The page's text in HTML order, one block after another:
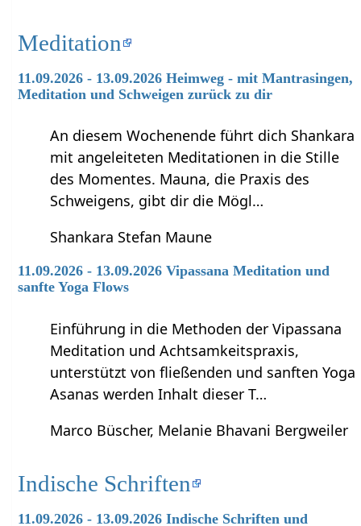
Meditation
11.09.2026 - 13.09.2026 Heimweg - mit Mantrasingen,
Meditation und Schweigen zurück zu dir
An diesem Wochenende führt dich Shankara
mit angeleiteten Meditationen in die Stille
des Momentes. Mauna, die Praxis des
Schweigens, gibt dir die Mögl…
Shankara Stefan Maune
11.09.2026 - 13.09.2026 Vipassana Meditation und
sanfte Yoga Flows
Einführung in die Methoden der Vipassana
Meditation und Achtsamkeitspraxis,
unterstützt von fließenden und sanften Yoga
Asanas werden Inhalt dieser T…
Marco Büscher, Melanie Bhavani Bergweiler
Indische Schriften
11.09.2026 - 13.09.2026 Indische Schriften und